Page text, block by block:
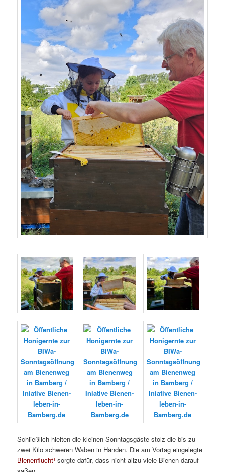
Schließlich hielten die kleinen Sonntagsgäste stolz die bis zu
zwei Kilo schweren Waben in Händen. Die am Vortag eingelegte
Bienenflucht¹ sorgte dafür, dass nicht allzu viele Bienen darauf